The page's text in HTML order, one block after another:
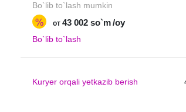
Bo`lib to`lash mumkin
% от 43 002 so`m /oy
Bo`lib to`lash
Kuryer orqali yetkazib berish